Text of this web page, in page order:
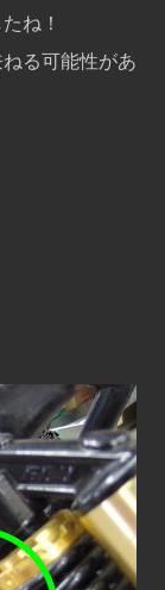
ね！
る可能性があ